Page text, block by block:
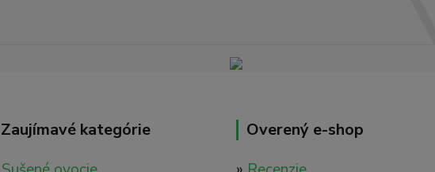
Zaujímavé kategórie Overený e-shop